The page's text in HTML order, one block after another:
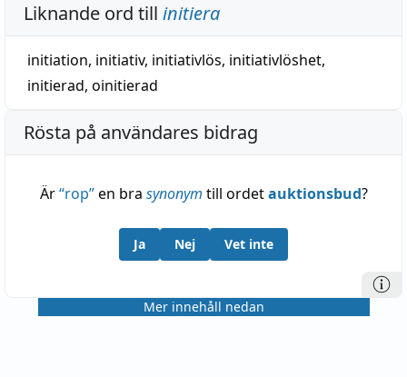
Liknande ord till initiera
initiation, initiativ, initiativlös, initiativlöshet,
initierad, oinitierad
Rösta på användares bidrag
Är“rop”en bra synonym till ordetauktionsbud?
Ja Nej Vet inte
Mer innehåll nedan